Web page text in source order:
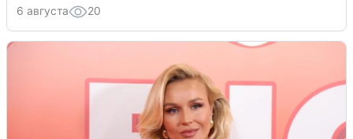
6 августа 20